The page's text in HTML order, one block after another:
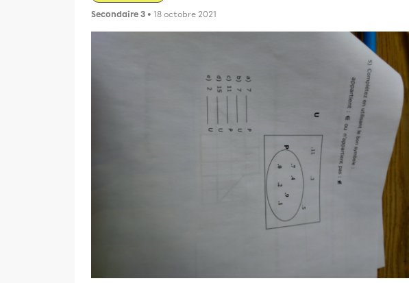
Secondaire 3 • 18 octobre 2021